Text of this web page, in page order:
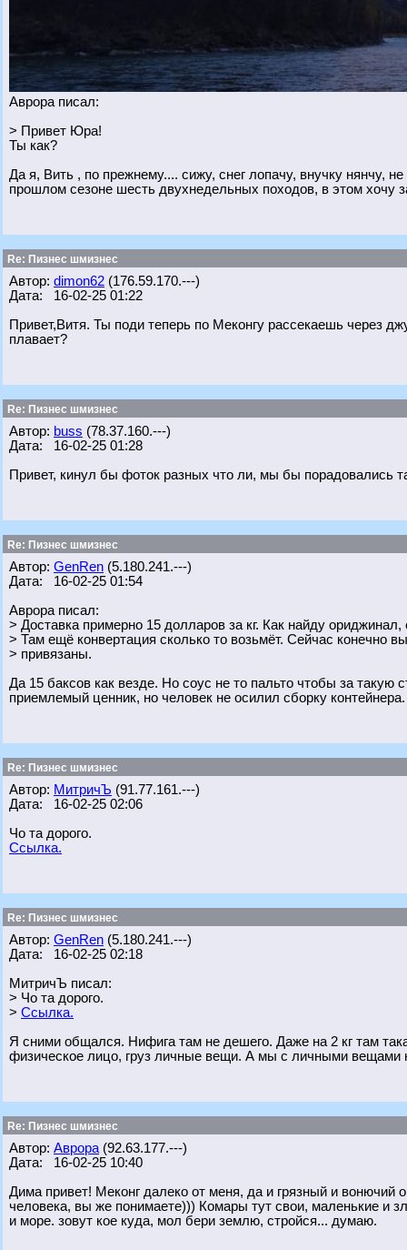
Аврора писал:
> Привет Юра!
Ты как?
Да я, Вить , по прежнему.... сижу, снег лопачу, внучку нянчу,
прошлом сезоне шесть двухнедельных походов, в этом хочу
Re: Пизнес шмизнес
Автор: dimon62 (176.59.170.---)
Дата: 16-02-25 01:22
Привет,Витя. Ты поди теперь по Меконгу рассекаешь через
плавает?
Re: Пизнес шмизнес
Автор: buss (78.37.160.---)
Дата: 16-02-25 01:28
Привет, кинул бы фоток разных что ли, мы бы порадовались
Re: Пизнес шмизнес
Автор: GenRen (5.180.241.---)
Дата: 16-02-25 01:54
Аврора писал:
> Доставка примерно 15 долларов за кг. Как найду
> Там ещё конвертация сколько то возьмёт. Сейчас конечно
> привязаны.
Да 15 баксов как везде. Но соус не то пальто чтобы за
приемлемый ценник, но человек не осилил сборку контейнера.
Re: Пизнес шмизнес
Автор: МитричЪ (91.77.161.---)
Дата: 16-02-25 02:06
Чо та дорого.
Ссылка.
Re: Пизнес шмизнес
Автор: GenRen (5.180.241.---)
Дата: 16-02-25 02:18
МитричЪ писал:
> Чо та дорого.
> Ссылка.
Я сними общался. Нифига там не дешего. Даже на 2 кг там
физическое лицо, груз личные вещи. А мы с личными вещами
Re: Пизнес шмизнес
Автор: Аврора (92.63.177.---)
Дата: 16-02-25 10:40
Дима привет! Меконг далеко от меня, да и грязный и
человека, вы же понимаете))) Комары тут свои, маленькие и
и море. зовут кое куда, мол бери землю, стройся... думаю.